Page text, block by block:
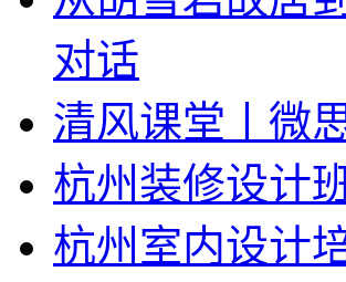
对话
清风课堂丨微
杭州装修设计
杭州室内设计